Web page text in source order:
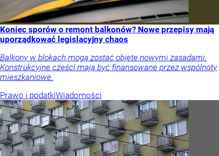
Koniec sporów o remont balkonów? Nowe przepisy mają
uporządkować legislacyjny chaos
Balkony w blokach mogą zostać objęte nowymi zasadami.
Konstrukcyjne części mają być finansowane przez wspólnoty
mieszkaniowe.
Prawo i podatkiWiadomości